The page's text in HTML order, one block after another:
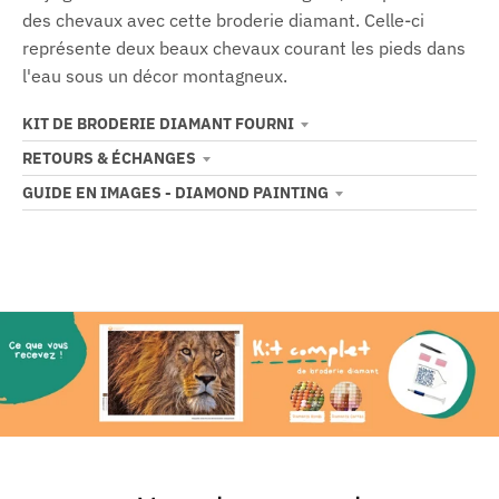
des chevaux avec cette broderie diamant. Celle-ci
représente deux beaux chevaux courant les pieds dans
l'eau sous un décor montagneux.
KIT DE BRODERIE DIAMANT FOURNI
RETOURS & ÉCHANGES
GUIDE EN IMAGES - DIAMOND PAINTING